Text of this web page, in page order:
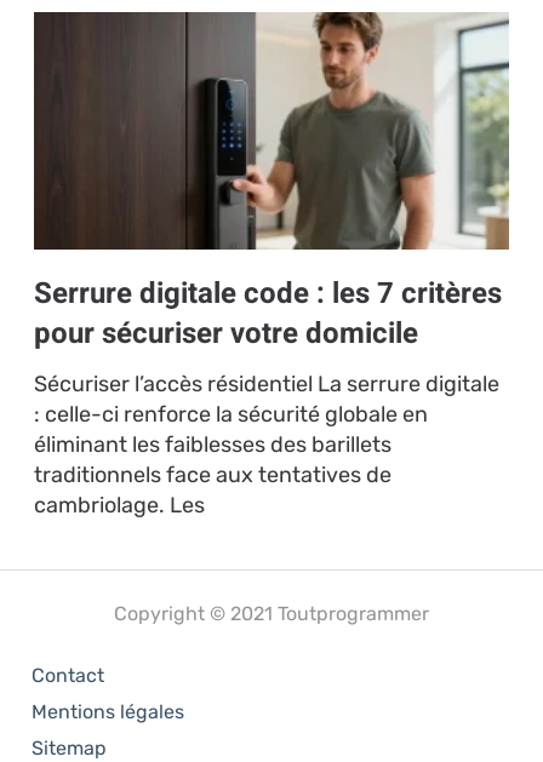
Serrure digitale code : les 7 critères
pour sécuriser votre domicile
Sécuriser l’accès résidentiel La serrure digitale
: celle-ci renforce la sécurité globale en
éliminant les faiblesses des barillets
traditionnels face aux tentatives de
cambriolage. Les
Copyright © 2021 Toutprogrammer
Contact
Mentions légales
Sitemap